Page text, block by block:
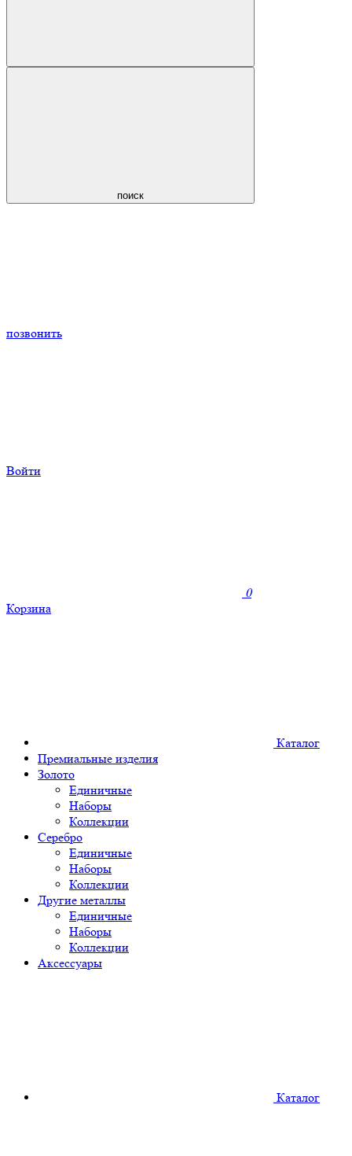
поиск
позвонить
Войти
0
Корзина
Каталог
Премиальные изделия
Золото
Единичные
Наборы
Коллекции
Серебро
Единичные
Наборы
Коллекции
Другие металлы
Единичные
Наборы
Коллекции
Аксессуары
Каталог